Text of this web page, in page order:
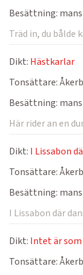
Besättning:
Träd in, du bålde
Dikt: Hästkarlar
Tonsättare:
Besättning:
Här rider an en
Dikt: I Lissabon
Tonsättare:
Besättning:
I Lissabon där
Dikt: Intet är
Tonsättare: